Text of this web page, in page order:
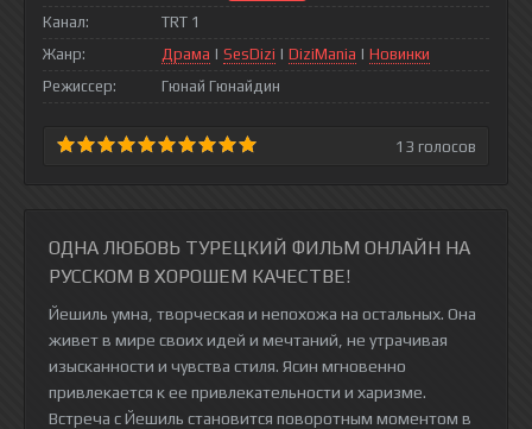
Канал:
TRT 1
Жанр:
Драма | SesDizi | DiziMania | Новинки
Режиссер:
Гюнай Гюнайдин
13 голосов
ОДНА ЛЮБОВЬ ТУРЕЦКИЙ ФИЛЬМ ОНЛАЙН НА
РУССКОМ В ХОРОШЕМ КАЧЕСТВЕ!
Йешиль умна, творческая и непохожа на остальных. Она
живет в мире своих идей и мечтаний, не утрачивая
изысканности и чувства стиля. Ясин мгновенно
привлекается к ее привлекательности и харизме.
Встреча с Йешиль становится поворотным моментом в